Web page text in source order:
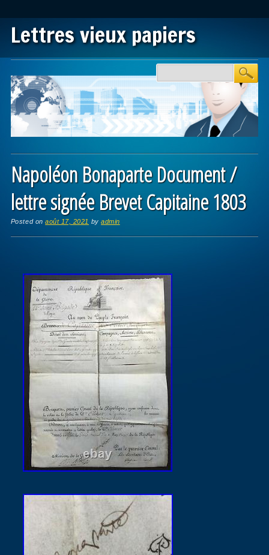
Lettres vieux papiers
Main menu
Napoléon Bonaparte Document /
lettre signée Brevet Capitaine 1803
Posted onaoût 17, 2021 byadmin